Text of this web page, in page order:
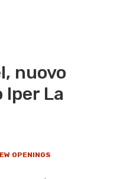
nuovo
La
OPENINGS